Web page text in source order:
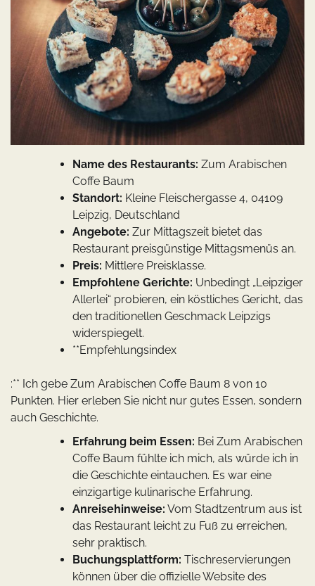
Name des Restaurants: Zum Arabischen
Coffe Baum
Standort: Kleine Fleischergasse 4, 04109
Leipzig, Deutschland
Angebote: Zur Mittagszeit bietet das
Restaurant preisgünstige Mittagsmenüs an.
Preis: Mittlere Preisklasse.
Empfohlene Gerichte: Unbedingt „Leipziger
Allerlei“ probieren, ein köstliches Gericht, das
den traditionellen Geschmack Leipzigs
widerspiegelt.
**Empfehlungsindex
:** Ich gebe Zum Arabischen Coffe Baum 8 von 10
Punkten. Hier erleben Sie nicht nur gutes Essen, sondern
auch Geschichte.
Erfahrung beim Essen: Bei Zum Arabischen
Coffe Baum fühlte ich mich, als würde ich in
die Geschichte eintauchen. Es war eine
einzigartige kulinarische Erfahrung.
Anreisehinweise: Vom Stadtzentrum aus ist
das Restaurant leicht zu Fuß zu erreichen,
sehr praktisch.
Buchungsplattform: Tischreservierungen
können über die offizielle Website des